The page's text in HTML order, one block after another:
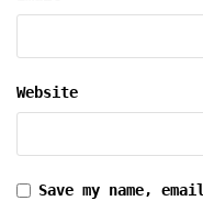
Website
Save my name,